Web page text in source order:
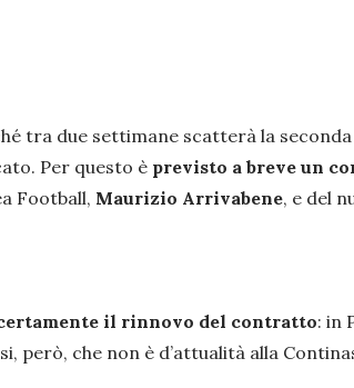
tra due settimane scatterà la
Per questo è previsto a breve un
Football, Maurizio Arrivabene, e del
il rinnovo del contratto: in
che non è d’attualità alla